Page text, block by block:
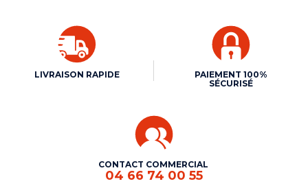
LIVRAISON RAPIDE
PAIEMENT 100%
SÉCURISÉ
CONTACT COMMERCIAL
04 66 74 00 55